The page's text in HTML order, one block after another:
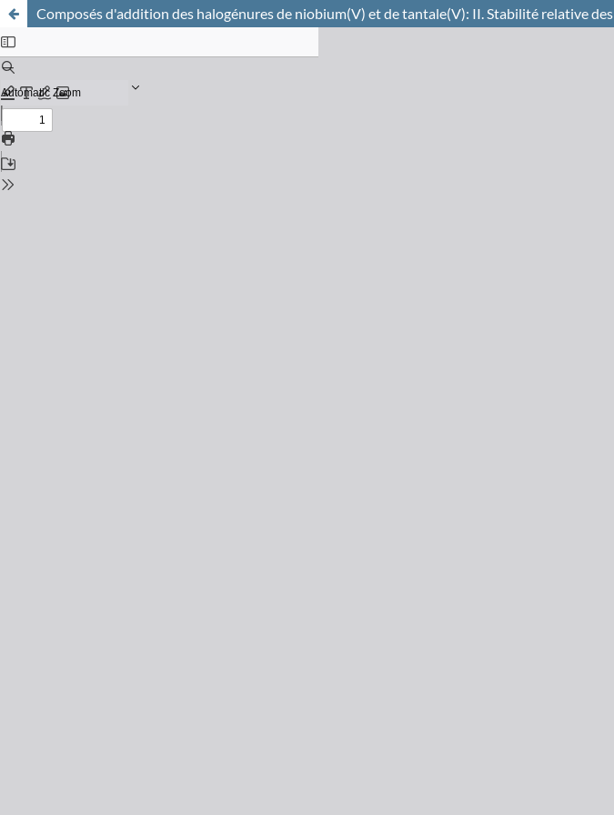
Composés d'addition des halogénures de niobium(V) et de tantale(V): II. Stabilité relative